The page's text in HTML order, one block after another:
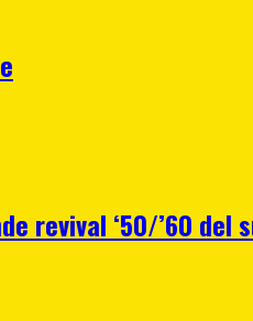
revival ‘50/’60 del